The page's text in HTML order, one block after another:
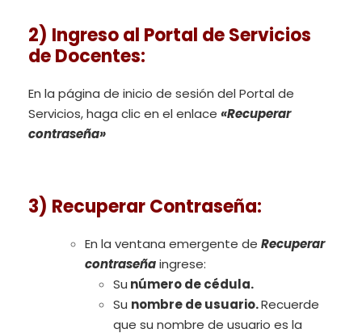
2) Ingreso al Portal de Servicios
de Docentes:
En la página de inicio de sesión del Portal de
Servicios, haga clic en el enlace «Recuperar
contraseña»
3) Recuperar Contraseña:
En la ventana emergente de Recuperar
contraseñaingrese:
Su número de cédula.
Su nombre de usuario.Recuerde
que su nombre de usuario es la